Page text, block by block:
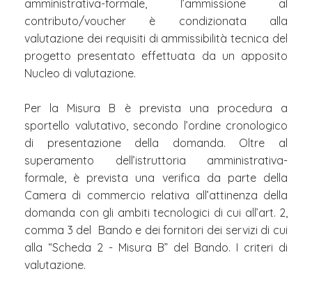
amministrativa-formale, l’ammissione al
contributo/voucher è condizionata alla
valutazione dei requisiti di ammissibilità tecnica del
progetto presentato effettuata da un apposito
Nucleo di valutazione.
Per la Misura B è prevista una procedura a
sportello valutativo, secondo l’ordine cronologico
di presentazione della domanda. Oltre al
superamento dell’istruttoria amministrativa-
formale, è prevista una verifica da parte della
Camera di commercio relativa all’attinenza della
domanda con gli ambiti tecnologici di cui all’art. 2,
comma 3 del Bando e dei fornitori dei servizi di cui
alla “Scheda 2 - Misura B” del Bando. I criteri di
valutazione.